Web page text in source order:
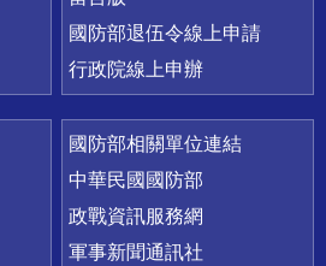
國防部退伍令線上申請
行政院線上申辦
國防部相關單位連結
中華民國國防部
政戰資訊服務網
軍事新聞通訊社